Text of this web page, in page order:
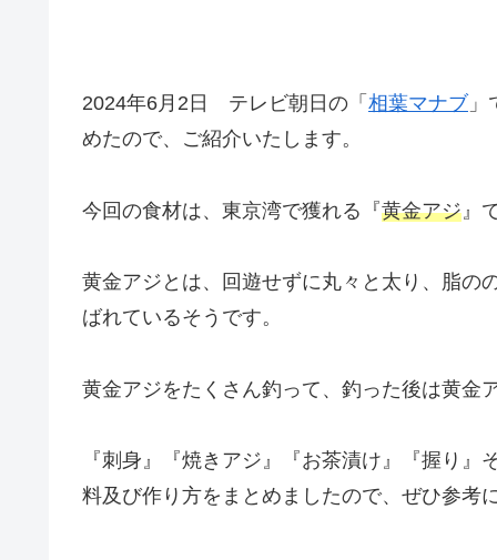
2024年6月2日 テレビ朝日の「 相葉マナブ
めたので、ご紹介いたします。
今回の食材は、東京湾で獲れる『黄金アジ 』
黄金アジとは、回遊せずに丸々と太り、脂の
ばれているそうです。
黄金アジをたくさん釣って、釣った後は黄金
『刺身』『焼きアジ』『お茶漬け』『握り
料及び作り方をまとめましたので、ぜひ参考